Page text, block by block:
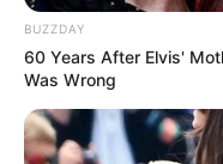
BUZZDAY
60 Years After Elvis'
Was Wrong